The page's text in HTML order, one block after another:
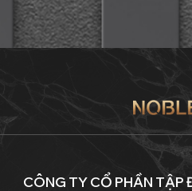
CÔNG TY CỔ PHẦN TẬP